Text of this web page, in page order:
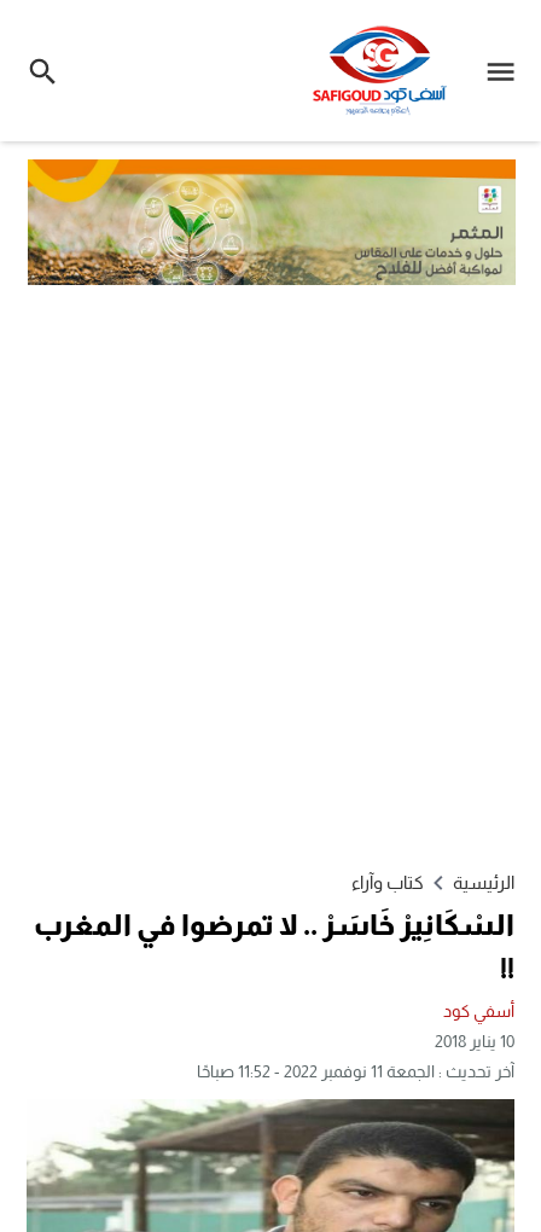
الرئيسية كتاب وآراء
السْكَانِيرْ خَاسَرْ .. لا تمرضوا في المغرب
!!
أسفي كود
10 يناير 2018
آخر تحديث : الجمعة 11 نوفمبر 2022 - 11:52 صباحًا